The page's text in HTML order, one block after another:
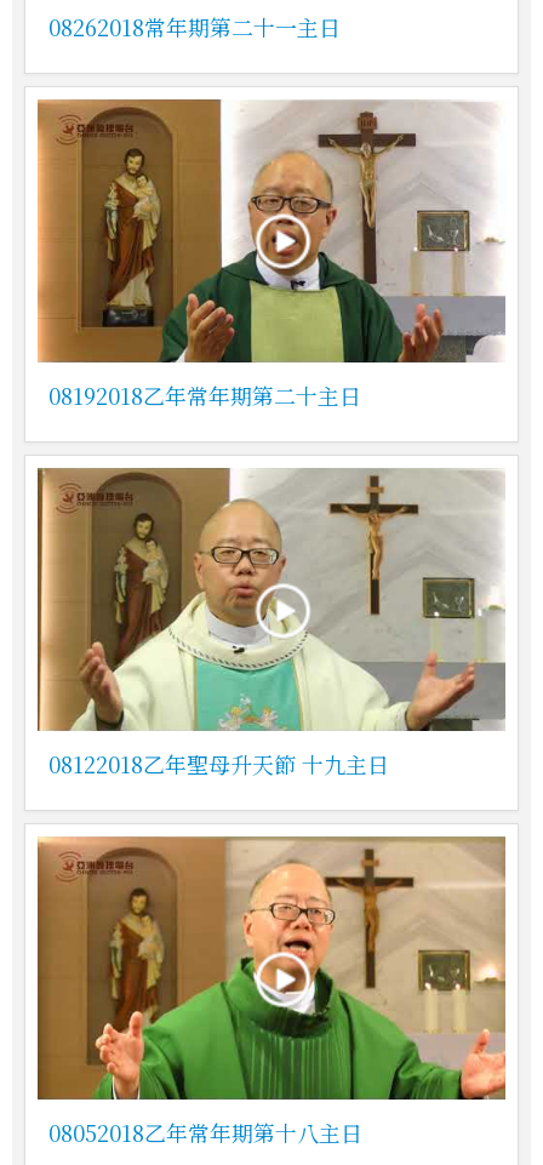
08262018常年期第二十一主日
08192018乙年常年期第二十主日
08122018乙年聖母升天節 十九主日
08052018乙年常年期第十八主日